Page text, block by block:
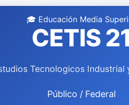
🎓 Educación Media
CETIS 21
Tecnologicos Industrial
Público / Federal